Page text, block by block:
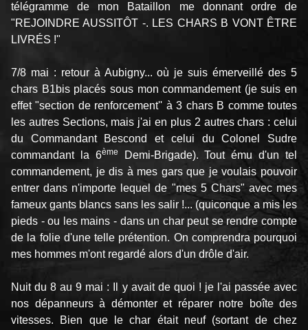
télégramme de mon Bataillon me donnant ordre de
"REJOINDRE AUSSITÔT -. LES CHARS B VONT ÊTRE
LIVRÉS !"
7/8 mai : retour à Aubigny... où je suis émerveillé des 5
chars B1bis placés sous mon commandement (je suis en
effet "section de renforcement'' à 3 chars B comme toutes
les autres Sections, mais j'ai en plus 2 autres chars : celui
du Commandant Bescond et celui du Colonel Sudre
commandant la 6ème
Demi-Brigade). Tout ému d'un tel
commandement, je dis à mes gars que je voulais pouvoir
entrer dans n'importe lequel de "mes 5 Chars" avec mes
fameux gants blancs sans les salir !... (quiconque a mis les
pieds - ou les mains - dans un char peut se rendre compte
de la folie d'une telle prétention. On comprendra pourquoi
mes hommes m'ont regardé alors d'un drôle d'air.
Nuit du 8 au 9 mai : Il y avait de quoi ! je l'ai passée avec
nos dépanneurs à démonter et réparer notre boîte des
vitesses. Bien que le char était neuf (sortant de chez